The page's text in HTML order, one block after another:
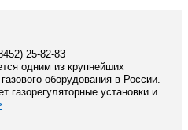
25-82-83
одним из крупнейших
оборудования в России.
газорегуляторные установки и